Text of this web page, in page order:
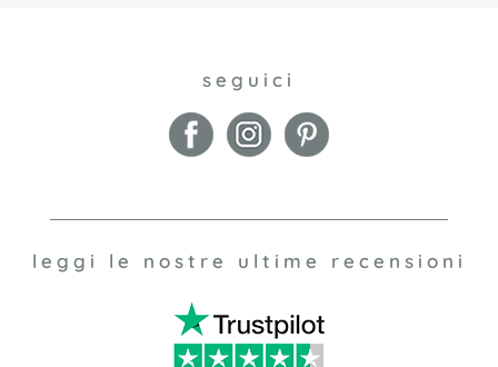
seguici
leggi le nostre ultime recensioni